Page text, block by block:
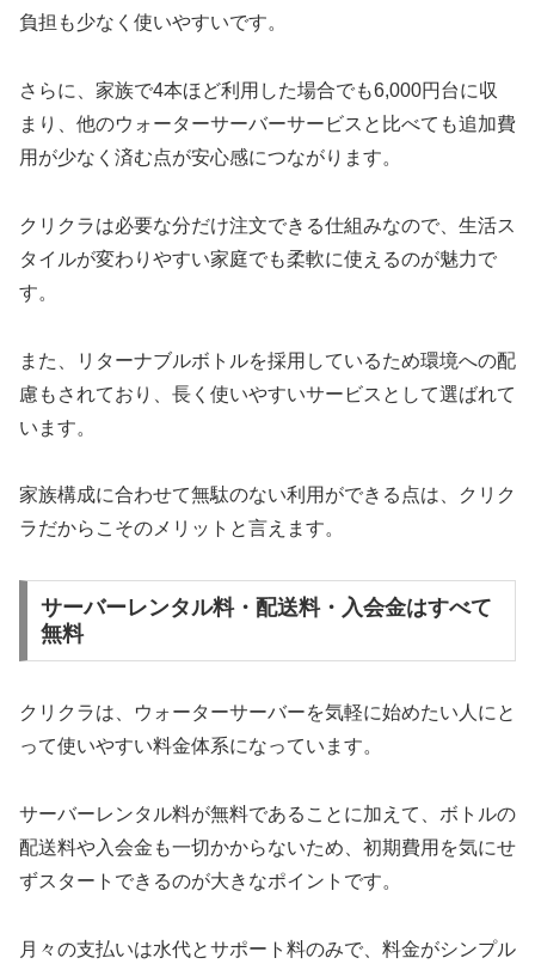
負担も少なく使いやすいです。
さらに、家族で4本ほど利用した場合でも6,000円台に収
まり、他のウォーターサーバーサービスと比べても追加費
用が少なく済む点が安心感につながります。
クリクラは必要な分だけ注文できる仕組みなので、生活ス
タイルが変わりやすい家庭でも柔軟に使えるのが魅力で
す。
また、リターナブルボトルを採用しているため環境への配
慮もされており、長く使いやすいサービスとして選ばれて
います。
家族構成に合わせて無駄のない利用ができる点は、クリク
ラだからこそのメリットと言えます。
サーバーレンタル料・配送料・入会金はすべて
無料
クリクラは、ウォーターサーバーを気軽に始めたい人にと
って使いやすい料金体系になっています。
サーバーレンタル料が無料であることに加えて、ボトルの
配送料や入会金も一切かからないため、初期費用を気にせ
ずスタートできるのが大きなポイントです。
月々の支払いは水代とサポート料のみで、料金がシンプル